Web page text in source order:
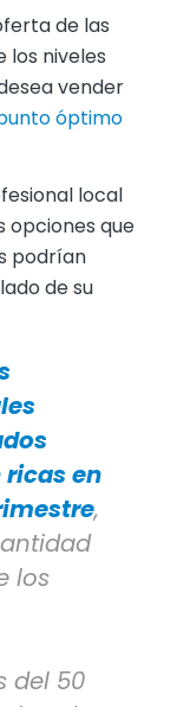
de las
los niveles
vender
óptimo
local
opciones que
podrían
de su
ricas en
,
los
del 50